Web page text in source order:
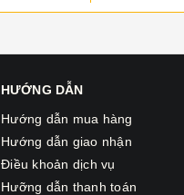
HƯỚNG DẪN
Hướng dẫn mua hàng
Hướng dẫn giao nhận
Điều khoản dịch vụ
Hưỡng dẫn thanh toán